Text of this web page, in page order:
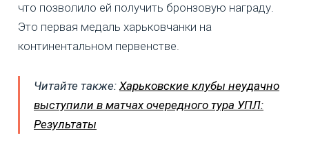
что позволило ей получить бронзовую награду.
Это первая медаль харьковчанки на
континентальном первенстве.
Читайте также: Харьковские клубы неудачно
выступили в матчах очередного тура УПЛ:
Результаты